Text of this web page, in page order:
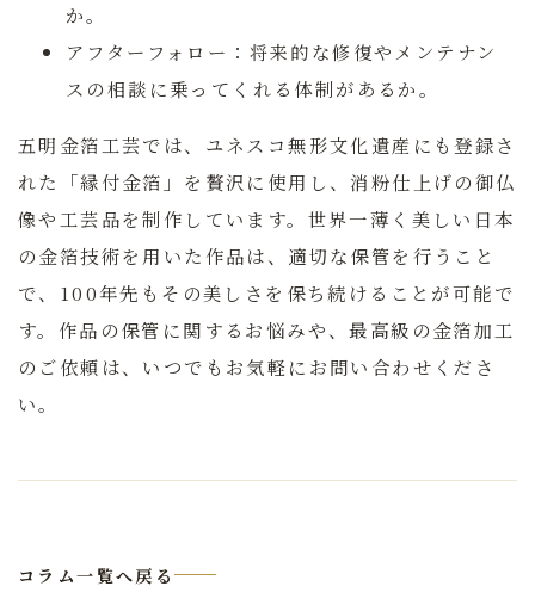
か。
アフターフォロー： 将来的な修復やメンテナン
スの相談に乗ってくれる体制があるか。
五明金箔工芸では、ユネスコ無形文化遺産にも登録さ
れた「縁付金箔」を贅沢に使用し、消粉仕上げの御仏
像や工芸品を制作しています。世界一薄く美しい日本
の金箔技術を用いた作品は、適切な保管を行うこと
で、100年先もその美しさを保ち続けることが可能で
す。作品の保管に関するお悩みや、最高級の金箔加工
のご依頼は、いつでもお気軽にお問い合わせくださ
い。
コラム一覧へ戻る